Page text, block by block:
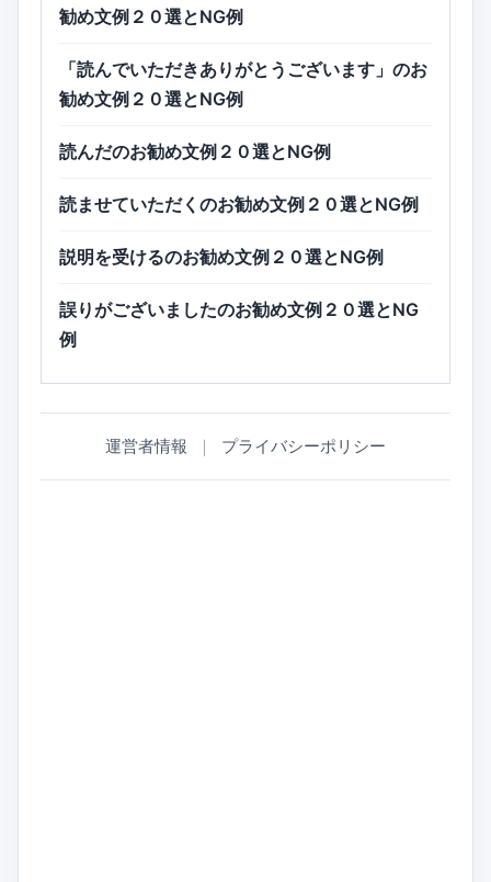
勧め文例２０選とNG例
「読んでいただきありがとうございます」のお
勧め文例２０選とNG例
読んだのお勧め文例２０選とNG例
読ませていただくのお勧め文例２０選とNG例
説明を受けるのお勧め文例２０選とNG例
誤りがございましたのお勧め文例２０選とNG
例
運営者情報 ｜ プライバシーポリシー